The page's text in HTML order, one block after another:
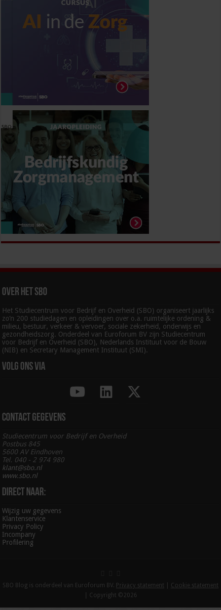
Over het SBO
Het Studiecentrum voor Bedrijf en Overheid (SBO) organiseert jaarlijks
zo’n 200 studiedagen en opleidingen over o.a. ruimtelijke ordening &
milieu, bestuur, verkeer & vervoer, sociale zekerheid, onderwijs en
gezondheidszorg. Onderdeel van Euroforum BV zijn Studiecentrum
voor Bedrijf en Overheid (SBO), Nederlands Instituut voor de Bouw
(NIB) en Secretary Management Instituut (SMI).
Volg ons via
Contact gegevens
Studiecentrum voor Bedrijf en Overheid
Postbus 845
5600 AV Eindhoven
Tel. 040 - 2 974 980
klant@sbo.nl
www.sbo.nl
Direct naar:
Wijzig uw gegevens
Klantenservice
Privacy Policy
Incompany
Profilering
SBO Blog is onderdeel van Euroforum BV. Privacy statement
Cookie statement
| Copyright ©2026